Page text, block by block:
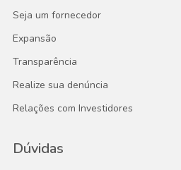
Seja um fornecedor
Expansão
Transparência
Realize sua denúncia
Relações com Investidores
Dúvidas